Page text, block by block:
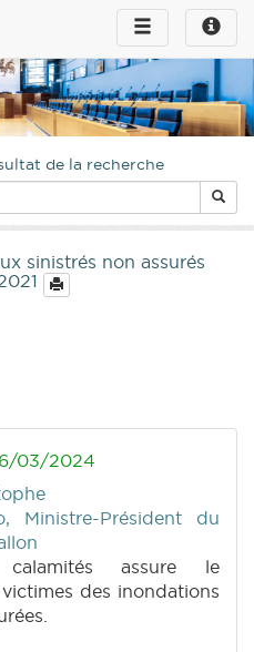
Toggle
infos
Toggle
navigation
de la recherche
sinistrés non assurés
03/2024
Ministre-Président du
assure le
des inondations